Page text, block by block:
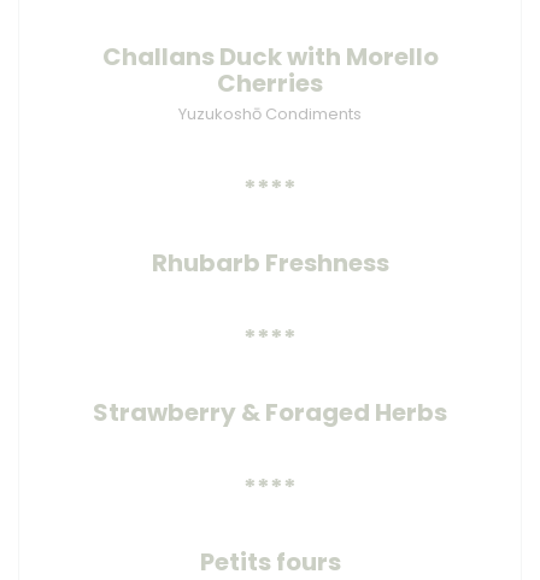
Challans Duck with Morello
Cherries
Yuzukoshō Condiments
****
Rhubarb Freshness
****
Strawberry & Foraged Herbs
****
Petits fours